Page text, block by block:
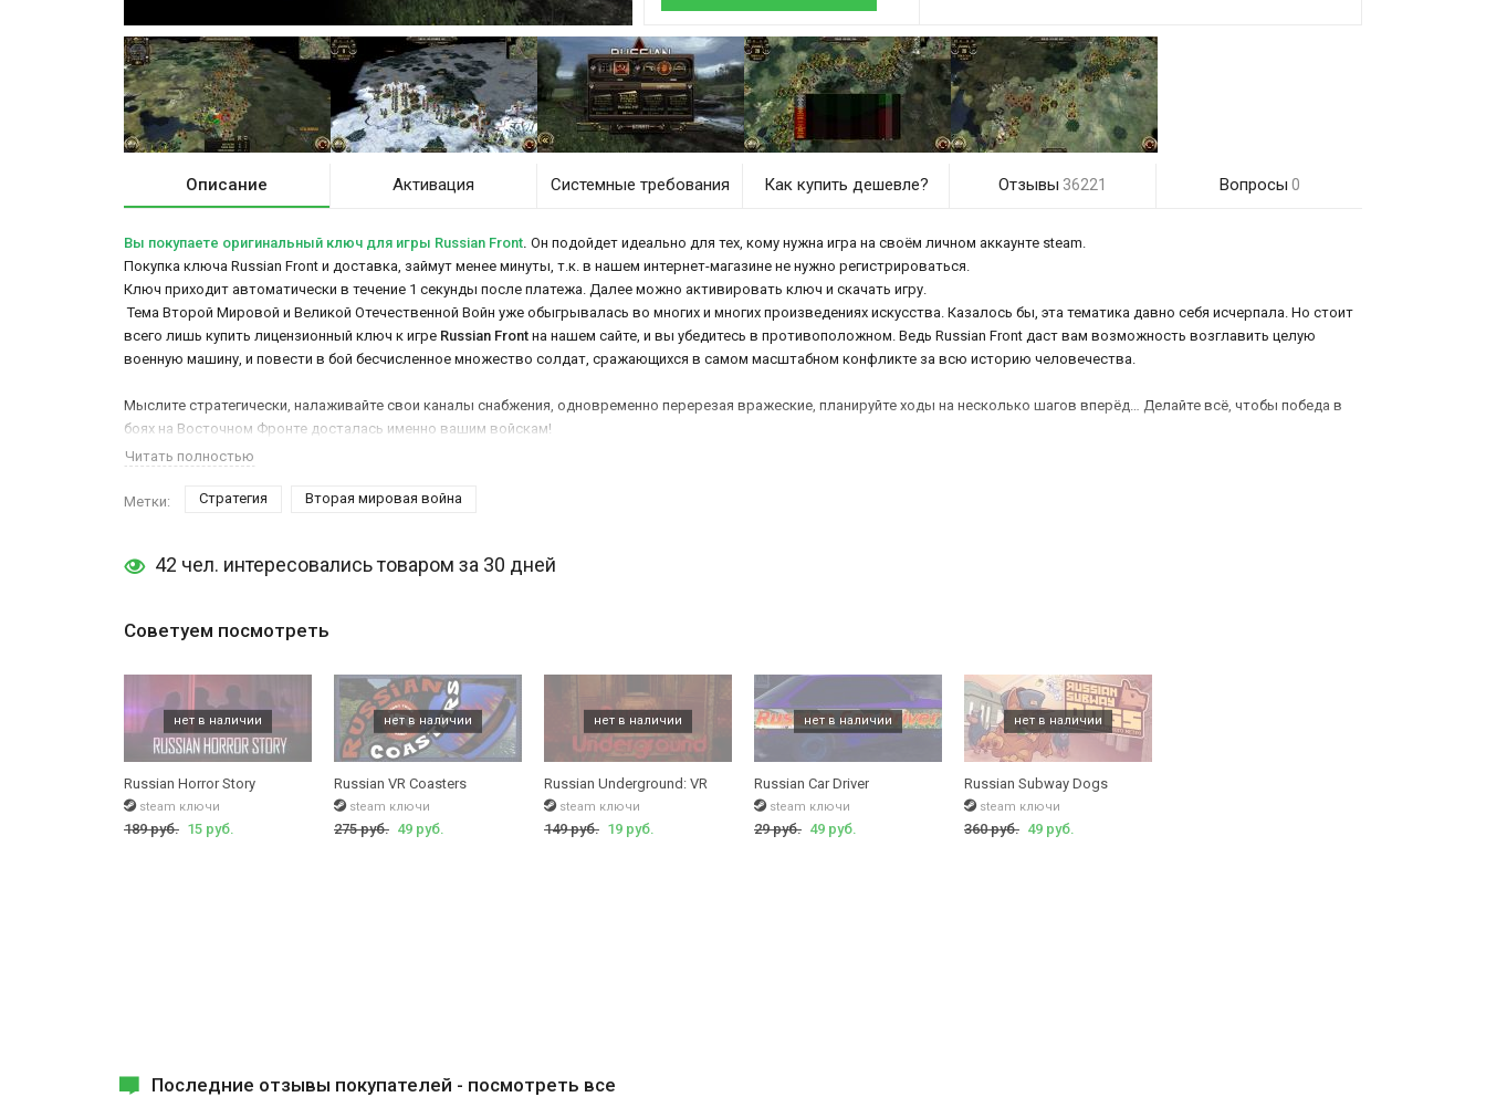
Описание Активация Системные требования Как купить дешевле? Отзывы 36221 Вопросы 0
Вы покупаете оригинальный ключ для игры Russian Front. Он подойдет идеально для тех, кому нужна игра на своём личном аккаунте steam.
Покупка ключа Russian Front и доставка, займут менее минуты, т.к. в нашем интернет-магазине не нужно регистрироваться.
Ключ приходит автоматически в течение 1 секунды после платежа. Далее можно активировать ключ и скачать игру.
Тема Второй Мировой и Великой Отечественной Войн уже обыгрывалась во многих и многих произведениях искусства. Казалось бы, эта тематика давно себя исчерпала. Но стоит
всего лишь купить лицензионный ключ к игре Russian Front на нашем сайте, и вы убедитесь в противоположном. Ведь Russian Front даст вам возможность возглавить целую
военную машину, и повести в бой бесчисленное множество солдат, сражающихся в самом масштабном конфликте за всю историю человечества.
Мыслите стратегически, налаживайте свои каналы снабжения, одновременно перерезая вражеские, планируйте ходы на несколько шагов вперёд… Делайте всё, чтобы победа в
боях на Восточном Фронте досталась именно вашим войскам!
Читать полностью
Метки: Стратегия Вторая мировая война
42 чел. интересовались товаром за 30 дней
Советуем посмотреть
Russian Horror Story
steam ключи
189 руб. 15 руб.
Russian VR Coasters
steam ключи
275 руб. 49 руб.
Russian Underground: VR
steam ключи
149 руб. 19 руб.
Russian Car Driver
steam ключи
29 руб. 49 руб.
Russian Subway Dogs
steam ключи
360 руб. 49 руб.
Последние отзывы покупателей - посмотреть все